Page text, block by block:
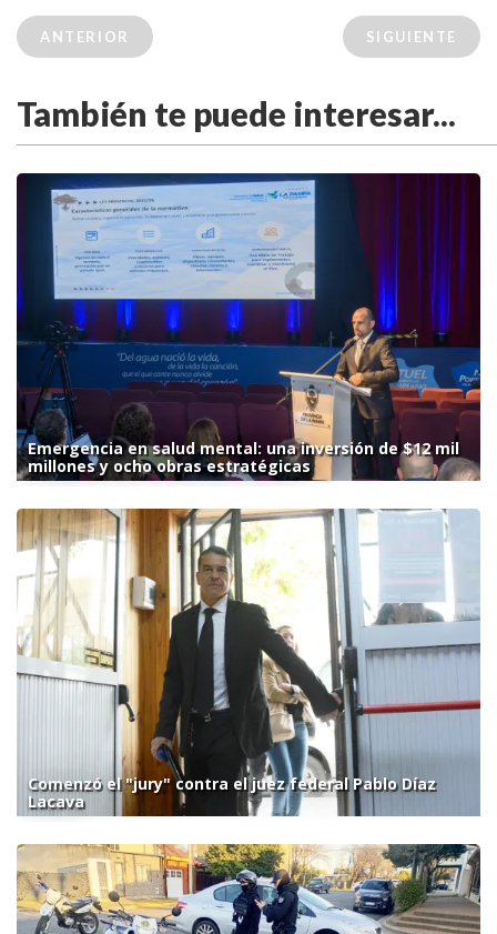
ANTERIOR SIGUIENTE
También te puede interesar...
Emergencia en salud mental: una inversión de $12 mil
millones y ocho obras estratégicas
Comenzó el "jury" contra el juez federal Pablo Díaz
Lacava